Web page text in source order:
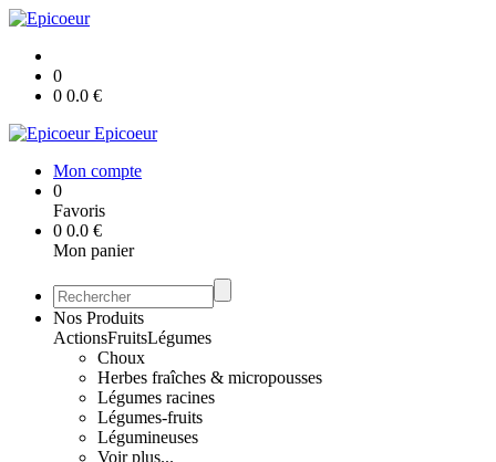
0
0 0.0 €
Epicoeur
Mon compte
0
Favoris
0 0.0 €
Mon panier
Nos Produits
ActionsFruitsLégumes
Choux
Herbes fraîches & micropousses
Légumes racines
Légumes-fruits
Légumineuses
Voir plus...